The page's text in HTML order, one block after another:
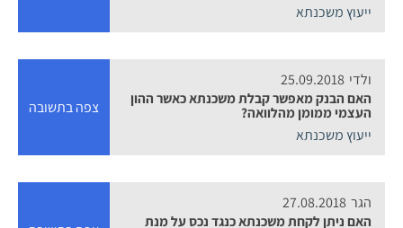
ייעוץ משכנתא
ולדי 25.09.2018
האם הבנק מאפשר קבלת משכנתא כאשר ההון
העצמי ממומן מהלוואה?
ייעוץ משכנתא
צפה בתשובה
הגר 27.08.2018
האם ניתן לקחת משכנתא כנגד נכס על מנת